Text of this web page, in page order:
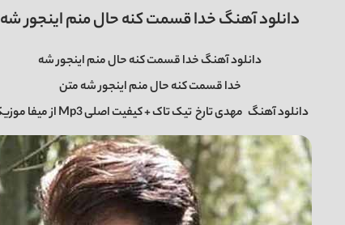
دانلود آهنگ خدا قسمت کنه حال منم اینجور شه
دانلود آهنگ خدا قسمت کنه حال منم اینجور شه
خدا قسمت کنه حال منم اینجور شه متن
دانلود آهنگ مهدی تارختیک تاک + کیفیت اصلی Mp3 از میفا موزیک